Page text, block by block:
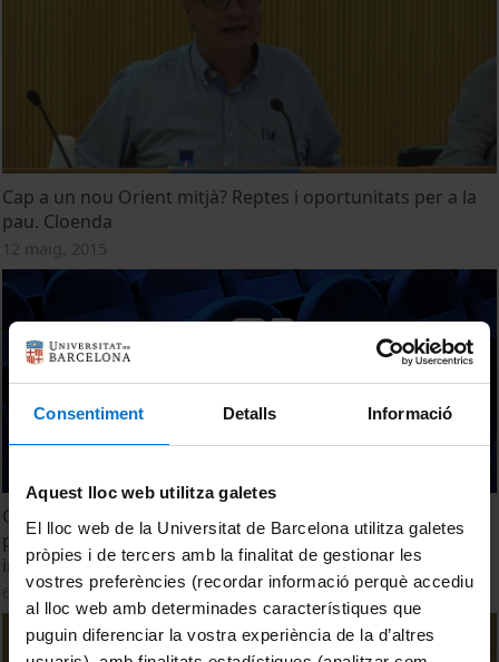
Consentiment Detalls Informació
Aquest lloc web utilitza galetes
El lloc web de la Universitat de Barcelona utilitza galetes
pròpies i de tercers amb la finalitat de gestionar les
vostres preferències (recordar informació perquè accediu
al lloc web amb determinades característiques que
puguin diferenciar la vostra experiència de la d’altres
Cap a un nou Orient mitjà? Reptes i oportunitats per a la
pau. Cloenda
12 maig, 2015
Cap a un nou Orient Mitjà? Reptes i oportunitats per a la
pau. L'aparició d'Estat Islàmic i el seu impacte regional i
internacional. Jean-Pierre Filiu
6 maig, 2015